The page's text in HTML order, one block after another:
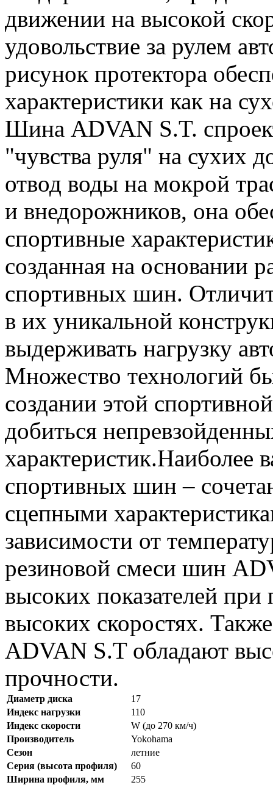
движении на высокой
удовольствие за рулем
рисунок протектора
характеристики как на
Шина ADVAN S.T.
"чувства руля" на сухих
отвод воды на мокрой
и внедорожников, она
спортивные
созданная на основании
спортивных шин.
в их уникальной
выдерживать нагрузку
Множество технологий
создании этой
добиться
характеристик.Наиболее
спортивных шин –
сцепными
зависимости от
резиновой смеси шин
высоких показателей при
высоких скоростях.
ADVAN S.T обладают
прочности.
Диаметр диска
17
Индекс нагрузки
110
Индекс скорости
W (до 270 км/ч)
Производитель
Yokohama
Сезон
летние
Серия (высота профиля)
60
Ширина профиля, мм
255